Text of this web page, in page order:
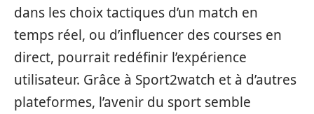
dans les choix tactiques d’un match en
temps réel, ou d’influencer des courses en
direct, pourrait redéfinir l’expérience
utilisateur. Grâce à Sport2watch et à d’autres
plateformes, l’avenir du sport semble